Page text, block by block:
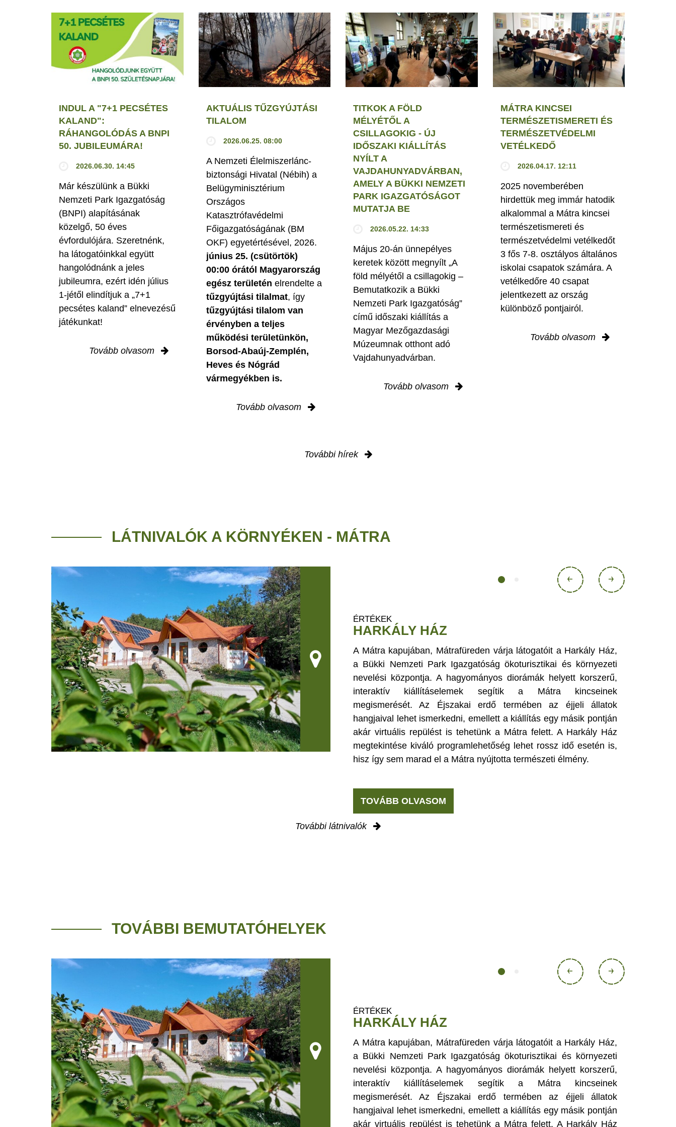
INDUL A "7+1 PECSÉTES
KALAND":
RÁHANGOLÓDÁS A BNPI
50. JUBILEUMÁRA!
2026.06.30. 14:45
Már készülünk a Bükki
Nemzeti Park Igazgatóság
(BNPI) alapításának
közelgő, 50 éves
évfordulójára. Szeretnénk,
ha látogatóinkkal együtt
hangolódnánk a jeles
jubileumra, ezért idén július
1-jétől elindítjuk a „7+1
pecsétes kaland” elnevezésű
játékunkat!
Tovább olvasom
AKTUÁLIS TŰZGYÚJTÁSI
TILALOM
2026.06.25. 08:00
A Nemzeti Élelmiszerlánc-
biztonsági Hivatal (Nébih) a
Belügyminisztérium
Országos
Katasztrófavédelmi
Főigazgatóságának (BM
OKF) egyetértésével, 2026.
június 25. (csütörtök)
00:00 órától Magyarország
egész területén elrendelte a
tűzgyújtási tilalmat, így
tűzgyújtási tilalom van
érvényben a teljes
működési területünkön,
Borsod-Abaúj-Zemplén,
Heves és Nógrád
vármegyékben is.
Tovább olvasom
TITKOK A FÖLD
MÉLYÉTŐL A
CSILLAGOKIG - ÚJ
IDŐSZAKI KIÁLLÍTÁS
NYÍLT A
VAJDAHUNYADVÁRBAN,
AMELY A BÜKKI NEMZETI
PARK IGAZGATÓSÁGOT
MUTATJA BE
2026.05.22. 14:33
Május 20-án ünnepélyes
keretek között megnyílt „A
föld mélyétől a csillagokig –
Bemutatkozik a Bükki
Nemzeti Park Igazgatóság”
című időszaki kiállítás a
Magyar Mezőgazdasági
Múzeumnak otthont adó
Vajdahunyadvárban.
Tovább olvasom
MÁTRA KINCSEI
TERMÉSZETISMERETI ÉS
TERMÉSZETVÉDELMI
VETÉLKEDŐ
2026.04.17. 12:11
2025 novemberében
hirdettük meg immár hatodik
alkalommal a Mátra kincsei
természetismereti és
természetvédelmi vetélkedőt
3 fős 7-8. osztályos általános
iskolai csapatok számára. A
vetélkedőre 40 csapat
jelentkezett az ország
különböző pontjairól.
Tovább olvasom
További hírek
LÁTNIVALÓK A KÖRNYÉKEN - MÁTRA
ÉRTÉKEK
HARKÁLY HÁZ
A Mátra kapujában, Mátrafüreden várja látogatóit a Harkály Ház,
a Bükki Nemzeti Park Igazgatóság ökoturisztikai és környezeti
nevelési központja. A hagyományos diorámák helyett korszerű,
interaktív kiállításelemek segítik a Mátra kincseinek
megismerését. Az Éjszakai erdő termében az éjjeli állatok
hangjaival lehet ismerkedni, emellett a kiállítás egy másik pontján
akár virtuális repülést is tehetünk a Mátra felett. A Harkály Ház
megtekintése kiváló programlehetőség lehet rossz idő esetén is,
hisz így sem marad el a Mátra nyújtotta természeti élmény.
TOVÁBB OLVASOM
További látnivalók
TOVÁBBI BEMUTATÓHELYEK
ÉRTÉKEK
HARKÁLY HÁZ
A Mátra kapujában, Mátrafüreden várja látogatóit a Harkály Ház,
a Bükki Nemzeti Park Igazgatóság ökoturisztikai és környezeti
nevelési központja. A hagyományos diorámák helyett korszerű,
interaktív kiállításelemek segítik a Mátra kincseinek
megismerését. Az Éjszakai erdő termében az éjjeli állatok
hangjaival lehet ismerkedni, emellett a kiállítás egy másik pontján
akár virtuális repülést is tehetünk a Mátra felett. A Harkály Ház